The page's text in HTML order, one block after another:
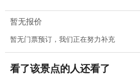
暂无报价
暂无门票预订，我们正在努力补充
看了该景点的人还看了